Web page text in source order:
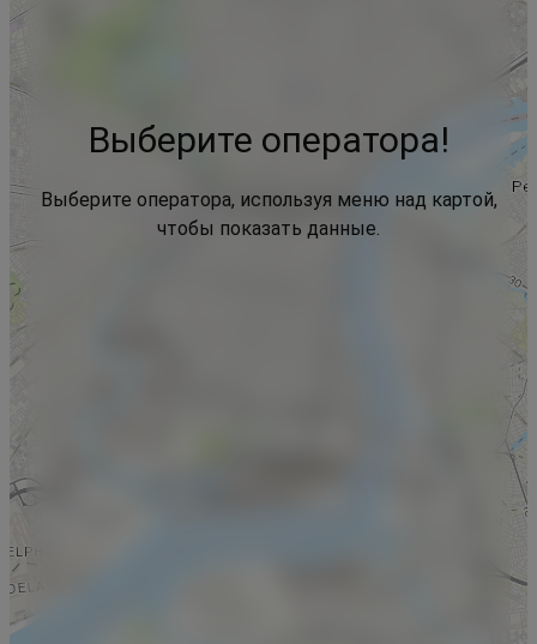
Выберите оператора!
Выберите оператора, используя меню над картой,
чтобы показать данные.